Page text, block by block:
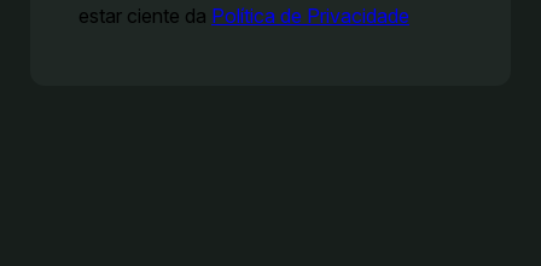
estar ciente da Política de Privacidade